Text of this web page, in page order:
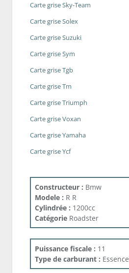
Carte grise Sky-Team
Carte grise Solex
Carte grise Suzuki
Carte grise Sym
Carte grise Tgb
Carte grise Tm
Carte grise Triumph
Carte grise Voxan
Carte grise Yamaha
Carte grise Ycf
Constructeur : Bmw
Modele : R R
Cylindrée : 1200cc
Catégorie Roadster
Puissance fiscale : 11
Type de carburant : Essence